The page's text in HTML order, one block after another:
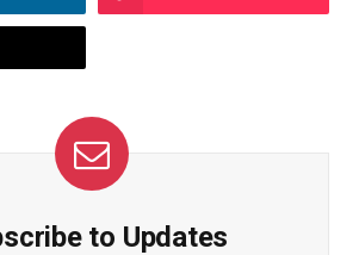
to Updates